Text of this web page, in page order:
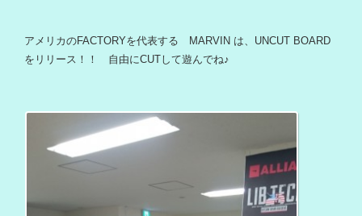
アメリカのFACTORYを代表する MARVIN は、UNCUT BOARD
をリリース！！ 自由にCUTして遊んでね♪